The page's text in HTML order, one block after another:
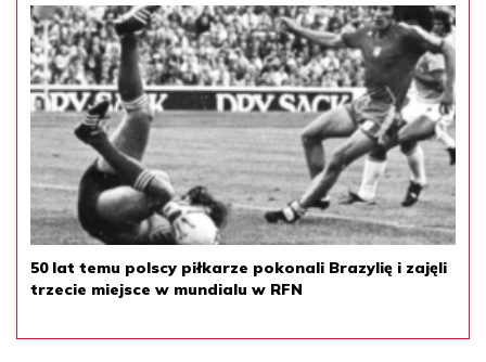
50 lat temu polscy piłkarze pokonali Brazylię i zajęli
trzecie miejsce w mundialu w RFN